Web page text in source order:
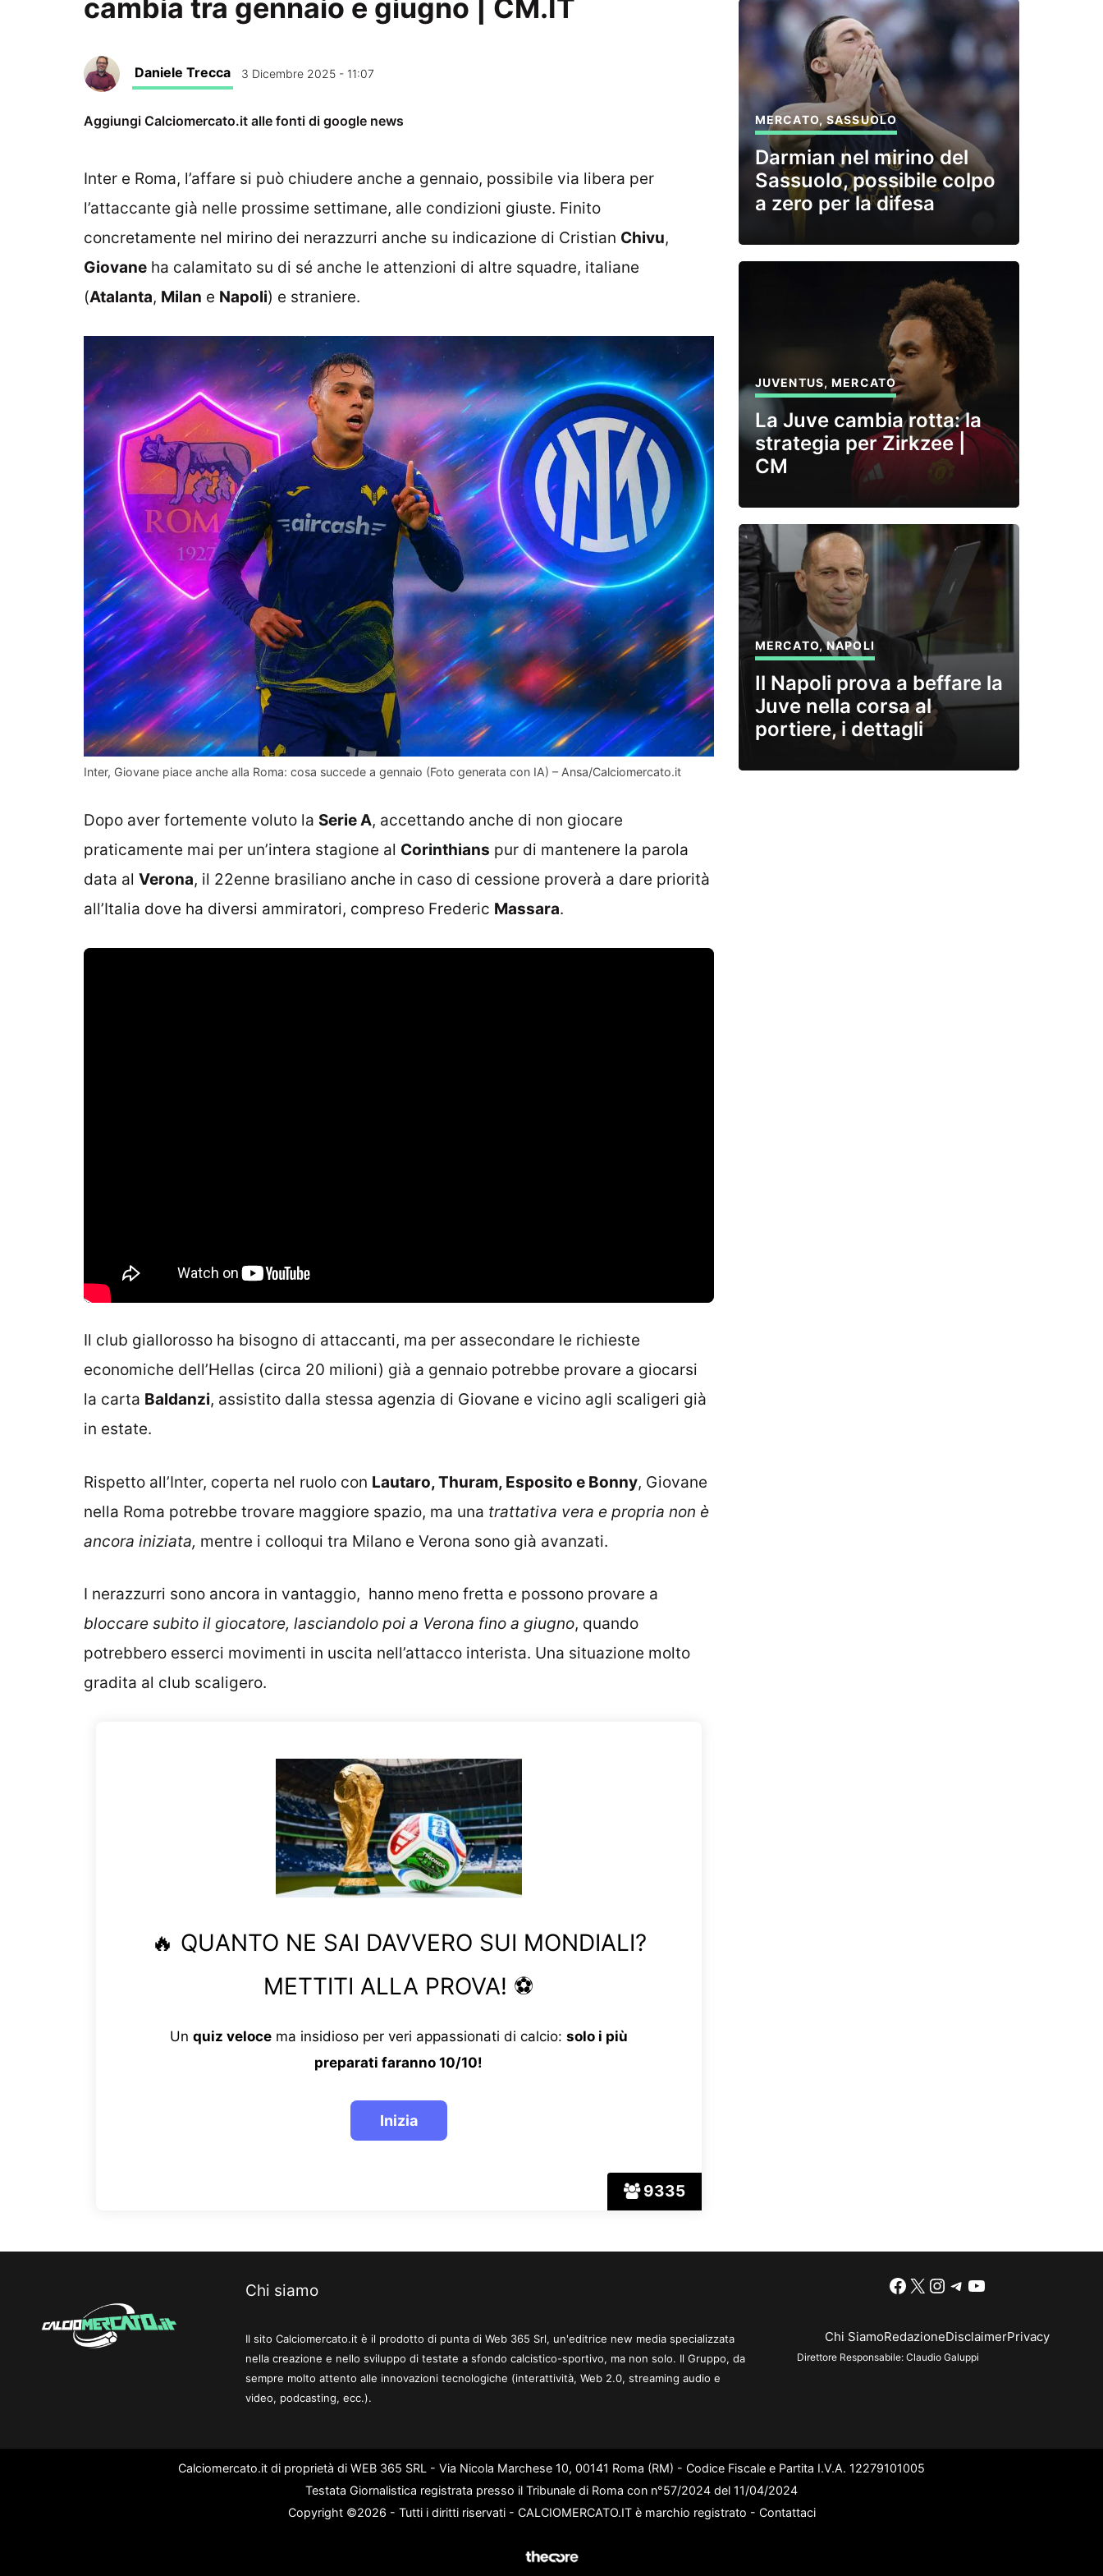
cambia tra gennaio e giugno | CM.IT
Daniele Trecca 3 Dicembre 2025 - 11:07
Aggiungi Calciomercato.it alle fonti di google news
Inter e Roma, l’affare si può chiudere anche a gennaio, possibile via libera per
l’attaccante già nelle prossime settimane, alle condizioni giuste. Finito
concretamente nel mirino dei nerazzurri anche su indicazione di Cristian Chivu,
Giovane ha calamitato su di sé anche le attenzioni di altre squadre, italiane
(Atalanta, Milan e Napoli) e straniere.
Inter, Giovane piace anche alla Roma: cosa succede a gennaio (Foto generata con IA) – Ansa/Calciomercato.it
Dopo aver fortemente voluto la Serie A, accettando anche di non giocare
praticamente mai per un’intera stagione al Corinthians pur di mantenere la parola
data al Verona, il 22enne brasiliano anche in caso di cessione proverà a dare priorità
all’Italia dove ha diversi ammiratori, compreso Frederic Massara.
Il club giallorosso ha bisogno di attaccanti, ma per assecondare le richieste
economiche dell’Hellas (circa 20 milioni) già a gennaio potrebbe provare a giocarsi
la carta Baldanzi, assistito dalla stessa agenzia di Giovane e vicino agli scaligeri già
in estate.
Rispetto all’Inter, coperta nel ruolo con Lautaro, Thuram, Esposito e Bonny, Giovane
nella Roma potrebbe trovare maggiore spazio, ma una trattativa vera e propria non è
ancora iniziata, mentre i colloqui tra Milano e Verona sono già avanzati.
I nerazzurri sono ancora in vantaggio, hanno meno fretta e possono provare a
bloccare subito il giocatore, lasciandolo poi a Verona fino a giugno, quando
potrebbero esserci movimenti in uscita nell’attacco interista. Una situazione molto
gradita al club scaligero.
9335
🔥 QUANTO NE SAI DAVVERO SUI MONDIALI?
METTITI ALLA PROVA! ⚽
Un quiz velocema insidioso per veri appassionati di calcio: solo i più
preparati faranno 10/10!
MERCATO,SASSUOLO
Darmian nel mirino del
Sassuolo, possibile colpo
a zero per la difesa
JUVENTUS,MERCATO
La Juve cambia rotta: la
strategia per Zirkzee |
CM
MERCATO,NAPOLI
Il Napoli prova a beffare la
Juve nella corsa al
portiere, i dettagli
Chi siamo
Il sito Calciomercato.it è il prodotto di punta di Web 365 Srl, un'editrice new media specializzata
nella creazione e nello sviluppo di testate a sfondo calcistico-sportivo, ma non solo. Il Gruppo, da
sempre molto attento alle innovazioni tecnologiche (interattività, Web 2.0, streaming audio e
video, podcasting, ecc.).
Facebook
X Instagram
Telegram
YouTube
Chi SiamoRedazioneDisclaimerPrivacy
Direttore Responsabile: Claudio Galuppi
Calciomercato.it di proprietà di WEB 365 SRL - Via Nicola Marchese 10, 00141 Roma (RM) - Codice Fiscale e Partita I.V.A. 12279101005
Testata Giornalistica registrata presso il Tribunale di Roma con n°57/2024 del 11/04/2024
Copyright ©2026 - Tutti i diritti riservati - CALCIOMERCATO.IT è marchio registrato - Contattaci